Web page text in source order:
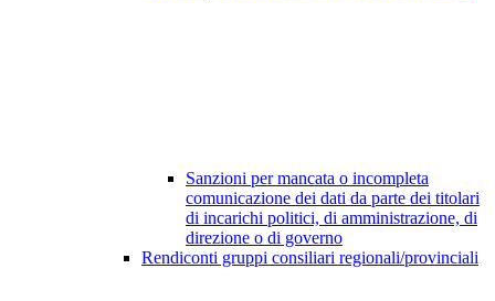
Sanzioni per mancata o incompleta
comunicazione dei dati da parte dei titolari
di incarichi politici, di amministrazione, di
direzione o di governo
Rendiconti gruppi consiliari regionali/provinciali